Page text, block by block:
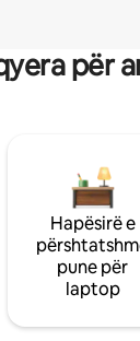
për
Hapësirë e
pune për
laptop